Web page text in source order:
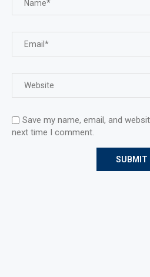
Save my name, email, and
next time I comment.